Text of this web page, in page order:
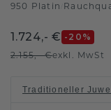
950 Platin
1.724,- € -20 %
2.155,- €exkl. MwSt
Traditioneller